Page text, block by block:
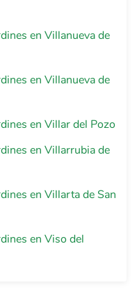
en Villanueva de
en Villanueva de
en Villar del Pozo
en Villarrubia de
en Villarta de San
en Viso del